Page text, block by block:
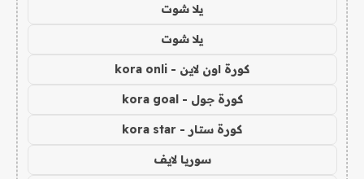
يلا شوت
يلا شوت
كورة اون لاين - kora onli
كورة جول - kora goal
كورة ستار - kora star
سوريا لايف